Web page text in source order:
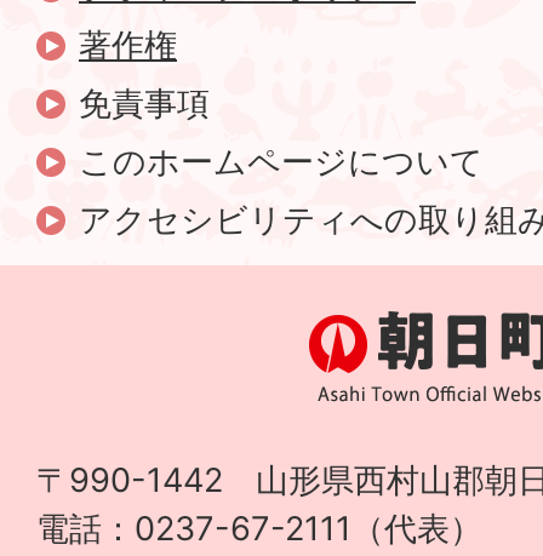
著作権
免責事項
このホームページについて
アクセシビリティへの取り組
〒990-1442 山形県西村山郡朝
電話：0237-67-2111（代表）